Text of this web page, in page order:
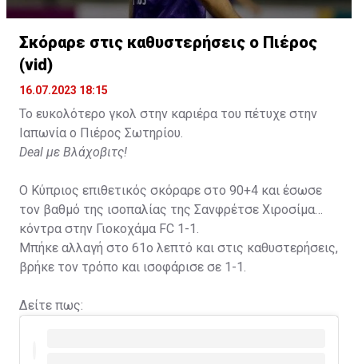
Σκόραρε στις καθυστερήσεις ο Πιέρος
(vid)
16.07.2023 18:15
Το ευκολότερο γκολ στην καριέρα του πέτυχε στην
Ιαπωνία ο Πιέρος Σωτηρίου.
Deal με Βλάχοβιτς!
Ο Κύπριος επιθετικός σκόραρε στο 90+4 και έσωσε
τον βαθμό της ισοπαλίας της Σανφρέτσε Χιροσίμα
κόντρα στην Γιοκοχάμα FC 1-1.
Μπήκε αλλαγή στο 61ο λεπτό και στις καθυστερήσεις,
βρήκε τον τρόπο και ισοφάρισε σε 1-1.
Δείτε πως: